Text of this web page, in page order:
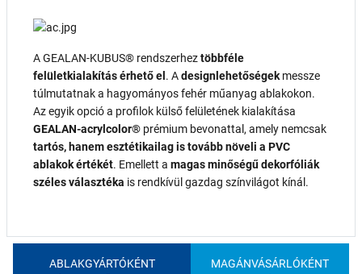
A GEALAN-KUBUS® rendszerheztöbbféle
felületkialakítás érhető el . Adesignlehetőségekmessze
túlmutatnak a hagyományos fehér műanyag ablakokon.
Az egyik opció a profilok külső felületének kialakítása
GEALAN-acrylcolor® prémium bevonattal, amely nemcsak
tartós, hanem esztétikailag is tovább növeli a PVC
ablakok értékét. Emellett a magas minőségű dekorfóliák
széles választéka is rendkívül gazdag színvilágot kínál.
ABLAKGYÁRTÓKÉNT
MAGÁNVÁSÁRLÓKÉNT